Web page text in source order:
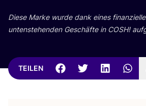
Die­se Mar­ke wur­de dank eines
unten­ste­hen­den Geschäf­te in COSH!
TEILEN